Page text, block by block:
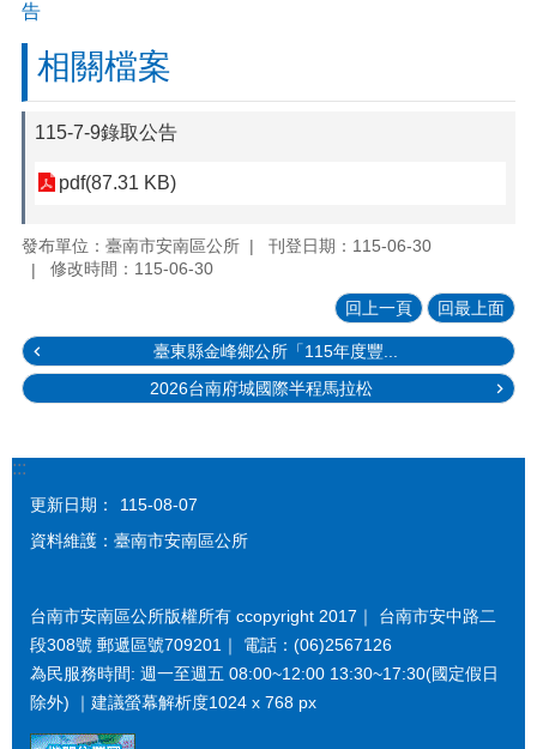
告
相關檔案
115-7-9錄取公告
pdf(87.31 KB)
發布單位：臺南市安南區公所
刊登日期：115-06-30
修改時間：115-06-30
回上一頁 回最上面
臺東縣金峰鄉公所「115年度豐...
2026台南府城國際半程馬拉松
:::
更新日期：
115-08-07
資料維護：臺南市安南區公所
台南市安南區公所版權所有 ccopyright 2017｜ 台南市安中路二
段308號 郵遞區號709201｜ 電話：(06)2567126
為民服務時間: 週一至週五 08:00~12:00 13:30~17:30(國定假日
除外) ｜建議螢幕解析度1024 x 768 px